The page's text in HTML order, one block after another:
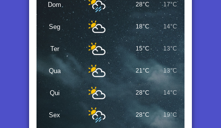
Dom 28°C 17°C
Seg 18°C 14°C
Ter 15°C 13°C
Qua 21°C 13°C
Qui 28°C 14°C
Sex 28°C 19°C